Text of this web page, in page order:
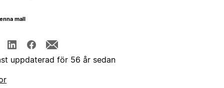
mall
uppdaterad för 56 år sedan